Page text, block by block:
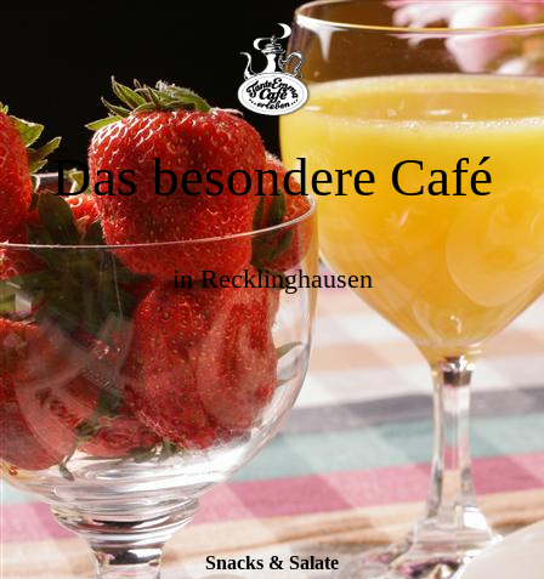
Das besondere Café
in Recklinghausen
Snacks & Salate